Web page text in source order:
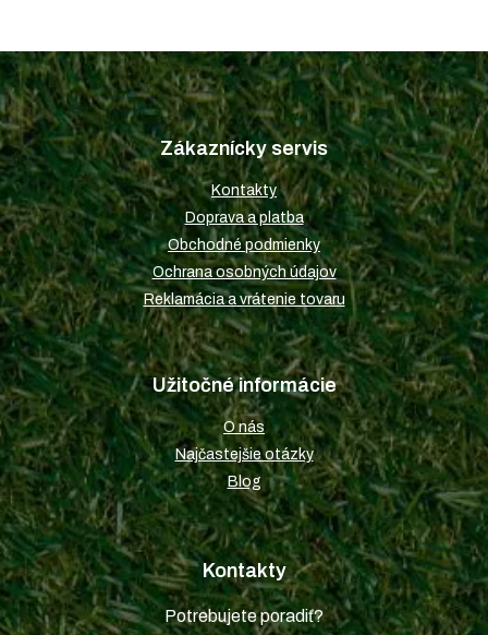
Z
á
p
ä
t
i
e
Zákaznícky servis
Kontakty
Doprava a platba
Obchodné podmienky
Ochrana osobných údajov
Reklamácia a vrátenie tovaru
Užitočné informácie
O nás
Najčastejšie otázky
Blog
Kontakty
Potrebujete poradiť?